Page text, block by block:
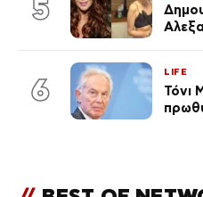
5
6
LIFE
Τόνι